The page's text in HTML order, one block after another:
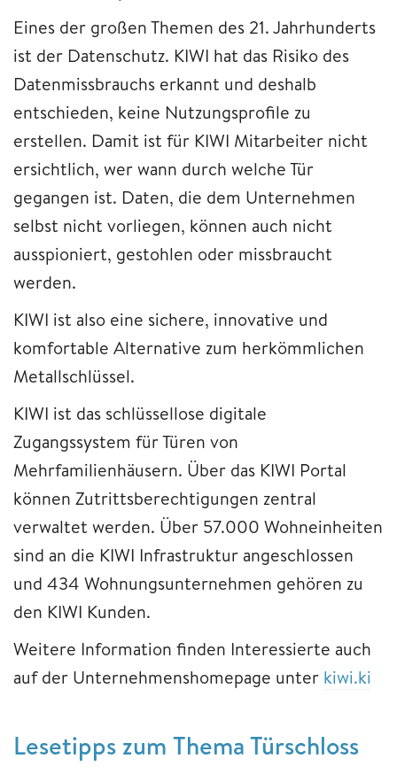
Eines der großen Themen des 21. Jahrhunderts
ist der Datenschutz. KIWI hat das Risiko des
Datenmissbrauchs erkannt und deshalb
entschieden, keine Nutzungsprofile zu
erstellen. Damit ist für KIWI Mitarbeiter nicht
ersichtlich, wer wann durch welche Tür
gegangen ist. Daten, die dem Unternehmen
selbst nicht vorliegen, können auch nicht
ausspioniert, gestohlen oder missbraucht
werden.
KIWI ist also eine sichere, innovative und
komfortable Alternative zum herkömmlichen
Metallschlüssel.
KIWI ist das schlüssellose digitale
Zugangssystem für Türen von
Mehrfamilienhäusern. Über das KIWI Portal
können Zutrittsberechtigungen zentral
verwaltet werden. Über 57.000 Wohneinheiten
sind an die KIWI Infrastruktur angeschlossen
und 434 Wohnungsunternehmen gehören zu
den KIWI Kunden.
Weitere Information finden Interessierte auch
auf der Unternehmenshomepage unter kiwi.ki
Lesetipps zum Thema Türschloss